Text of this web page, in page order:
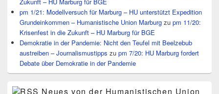
pm 1/21: Modellversuch für Marburg – HU unterstützt Expedition
Grundeinkommen – Humanistische Union Marburg zu pm 11/20:
Krisenfest in die Zukunft – HU Marburg für BGE
Demokratie in der Pandemie: Nicht den Teufel mit Beelzebub
austreiben – Journalismustipps zu pm 7/20: HU Marburg fordert
Debate über Demokratie in der Pandemie
Neues von der Humanistischen Union